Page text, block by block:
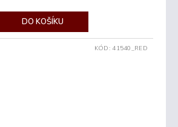
5
hvězdiček.
DO KOŠÍKU
KÓD: 41540_RED